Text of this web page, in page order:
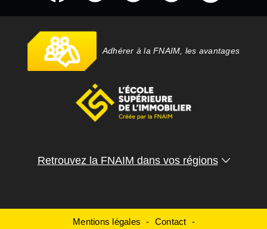
Adhérer à la FNAIM, les avantages
Retrouvez la FNAIM dans vos régions
Mentions légales Contact